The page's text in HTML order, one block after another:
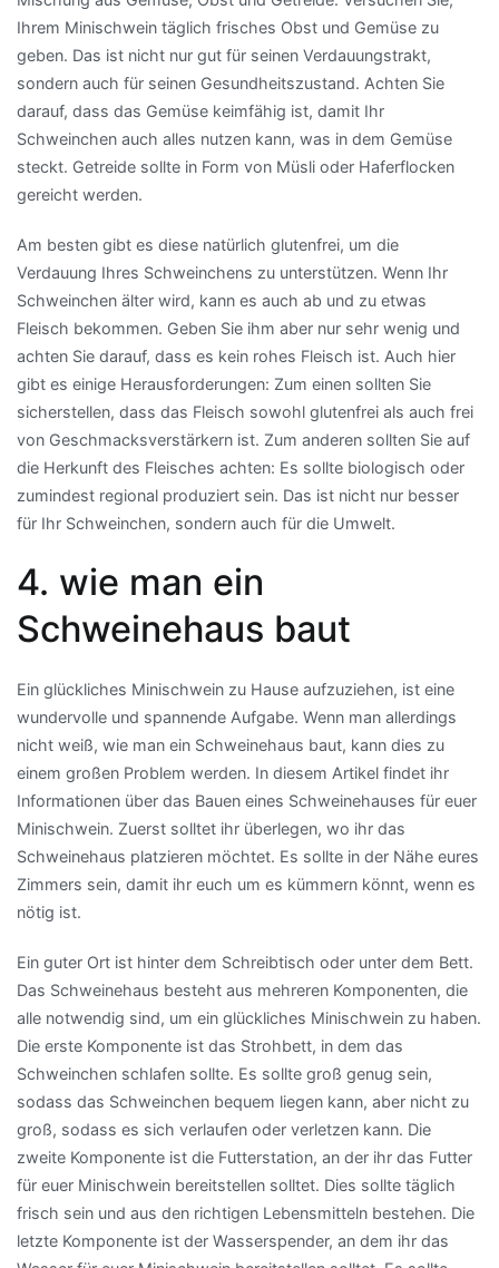
Ihrem Minischwein täglich frisches Obst und Gemüse zu
geben. Das ist nicht nur gut für seinen Verdauungstrakt,
sondern auch für seinen Gesundheitszustand. Achten Sie
darauf, dass das Gemüse keimfähig ist, damit Ihr
Schweinchen auch alles nutzen kann, was in dem Gemüse
steckt. Getreide sollte in Form von Müsli oder Haferflocken
gereicht werden.
Am besten gibt es diese natürlich glutenfrei, um die
Verdauung Ihres Schweinchens zu unterstützen. Wenn Ihr
Schweinchen älter wird, kann es auch ab und zu etwas
Fleisch bekommen. Geben Sie ihm aber nur sehr wenig und
achten Sie darauf, dass es kein rohes Fleisch ist. Auch hier
gibt es einige Herausforderungen: Zum einen sollten Sie
sicherstellen, dass das Fleisch sowohl glutenfrei als auch frei
von Geschmacksverstärkern ist. Zum anderen sollten Sie auf
die Herkunft des Fleisches achten: Es sollte biologisch oder
zumindest regional produziert sein. Das ist nicht nur besser
für Ihr Schweinchen, sondern auch für die Umwelt.
4. wie man ein
Schweinehaus baut
Ein glückliches Minischwein zu Hause aufzuziehen, ist eine
wundervolle und spannende Aufgabe. Wenn man allerdings
nicht weiß, wie man ein Schweinehaus baut, kann dies zu
einem großen Problem werden. In diesem Artikel findet ihr
Informationen über das Bauen eines Schweinehauses für euer
Minischwein. Zuerst solltet ihr überlegen, wo ihr das
Schweinehaus platzieren möchtet. Es sollte in der Nähe eures
Zimmers sein, damit ihr euch um es kümmern könnt, wenn es
nötig ist.
Ein guter Ort ist hinter dem Schreibtisch oder unter dem Bett.
Das Schweinehaus besteht aus mehreren Komponenten, die
alle notwendig sind, um ein glückliches Minischwein zu haben.
Die erste Komponente ist das Strohbett, in dem das
Schweinchen schlafen sollte. Es sollte groß genug sein,
sodass das Schweinchen bequem liegen kann, aber nicht zu
groß, sodass es sich verlaufen oder verletzen kann. Die
zweite Komponente ist die Futterstation, an der ihr das Futter
für euer Minischwein bereitstellen solltet. Dies sollte täglich
frisch sein und aus den richtigen Lebensmitteln bestehen. Die
letzte Komponente ist der Wasserspender, an dem ihr das